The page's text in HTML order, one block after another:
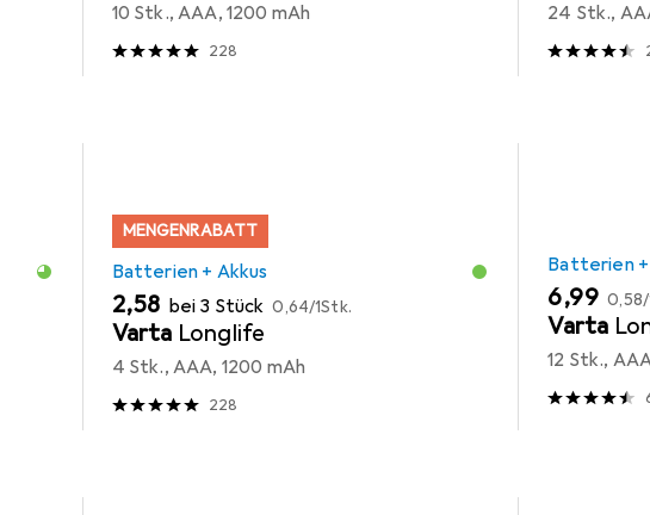
10 Stk., AAA, 1200 mAh
228
24 Stk.,
MENGENRABATT
Batterien + Akkus
EUR
2,58 bei 3 Stück EUR
0,64/1Stk.
Varta Longlife
4 Stk., AAA, 1200 mAh
228
Batterien +
EUR
6,99 EUR
0,58/
Varta
12 Stk.,